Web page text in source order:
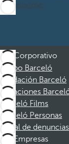
Suscribirme
Corporativo
Grupo Barceló
Fundación Barceló
Vacaciones
Barceló Films
Barceló Personas
Canal de denuncias
Empresas